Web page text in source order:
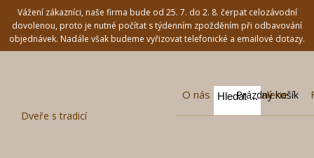
Vážení zákazníci, naše firma bude od 25. 7. do 2. 8. čerpat celozávodní
dovolenou, proto je nutné počítat s týdenním zpožděním při odbavování
objednávek. Nadále však budeme vyřizovat telefonické a emailové dotazy.
Dveře s tradicí
O nás Fotogalerie
Prázdný košík